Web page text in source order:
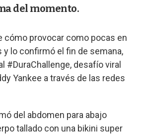
del momento.
cómo provocar como pocas en
y lo confirmó el fin de semana,
#DuraChallenge, desafío viral
Yankee a través de las redes
del abdomen para abajo
tallado con una bikini super